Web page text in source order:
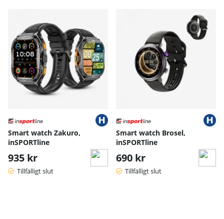
Smart watch Zakuro,
inSPORTline
935 kr
Tillfälligt slut
Smart watch Brosel,
inSPORTline
690 kr
Tillfälligt slut